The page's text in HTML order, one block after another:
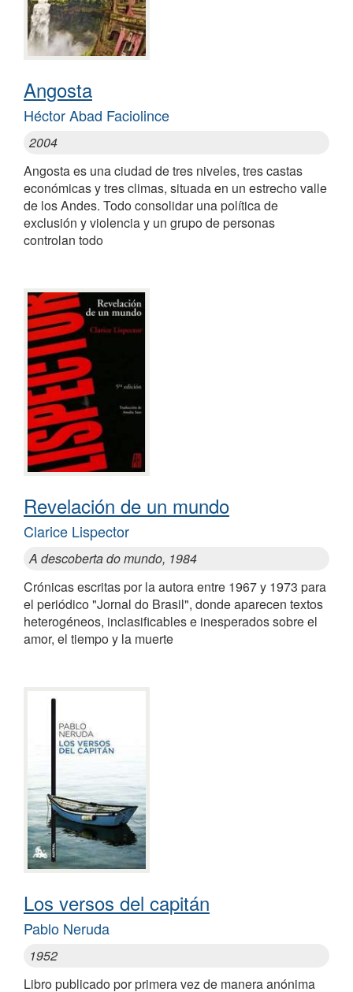
Angosta
Héctor Abad Faciolince
2004
Angosta es una ciudad de tres niveles, tres castas
económicas y tres climas, situada en un estrecho valle
de los Andes. Todo consolidar una política de
exclusión y violencia y un grupo de personas
controlan todo
Revelación de un mundo
Clarice Lispector
A descoberta do mundo, 1984
Crónicas escritas por la autora entre 1967 y 1973 para
el periódico "Jornal do Brasil", donde aparecen textos
heterogéneos, inclasificables e inesperados sobre el
amor, el tiempo y la muerte
Los versos del capitán
Pablo Neruda
1952
Libro publicado por primera vez de manera anónima